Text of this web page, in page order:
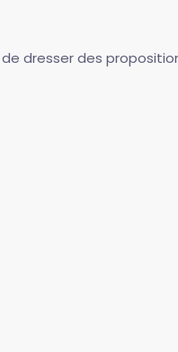
dresser des